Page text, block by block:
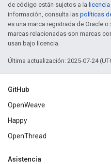
de código están sujetos a la
información, consulta las políticas
es una marca registrada de Oracle o
marcas relacionadas son marcas
usan bajo licencia.
Última actualización: 2025-07-24
GitHub
OpenWeave
Happy
OpenThread
Asistencia